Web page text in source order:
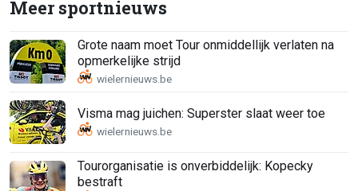
Meer sportnieuws
Grote naam moet Tour onmiddellijk verlaten na
opmerkelijke strijd
Visma mag juichen: Superster slaat weer toe
Tourorganisatie is onverbiddelijk: Kopecky
bestraft